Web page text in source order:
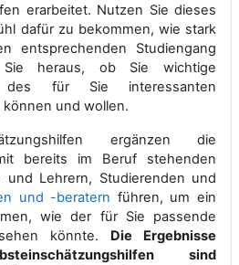
erarbeitet. Nutzen Sie dieses
dafür zu bekommen, wie stark
entsprechenden Studiengang
heraus, ob Sie wichtige
des für Sie interessanten
und wollen.
ergänzen die
bereits im Beruf stehenden
und Lehrern, Studierenden und
und -beratern führen, um ein
wie der für Sie passende
könnte. Die Ergebnisse
sind